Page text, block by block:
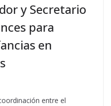
y Secretario
para
en
entre el